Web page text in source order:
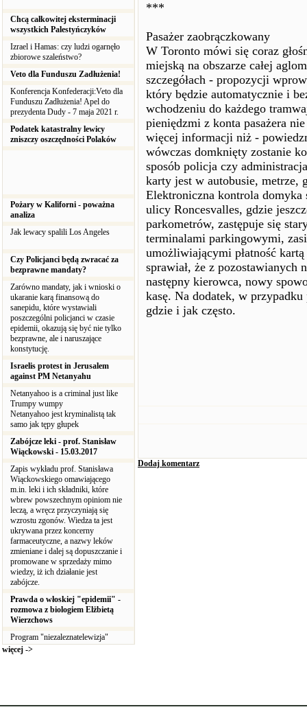
Chcą całkowitej eksterminacji
wszystkich Palestyńczyków
Izrael i Hamas: czy ludzi ogarnęło
zbiorowe szaleństwo?
Veto dla Funduszu Zadłużenia!
Konferencja Konfederacji:Veto dla
Funduszu Zadłużenia! Apel do
prezydenta Dudy - 7 maja 2021 r.
Podatek katastralny lewicy
zniszczy oszczędności Polaków
Pożary w Kaliforni - poważna
analiza
Jak lewacy spalili Los Angeles
Czy Policjanci będą zwracać za
bezprawne mandaty?
Zarówno mandaty, jak i wnioski o
ukaranie karą finansową do
sanepidu, które wystawiali
poszczególni policjanci w czasie
epidemii, okazują się być nie tylko
bezprawne, ale i naruszające
konstytucję.
Israelis protest in Jerusalem
against PM Netanyahu
Netanyahoo is a criminal just like
Trumpy wumpy
Netanyahoo jest kryminalistą tak
samo jak tępy głupek
Zabójcze leki - prof. Stanisław
Wiąckowski - 15.03.2017
Zapis wykładu prof. Stanisława
Wiąckowskiego omawiającego
m.in. leki i ich składniki, które
wbrew powszechnym opiniom nie
leczą, a wręcz przyczyniają się
wzrostu zgonów. Wiedza ta jest
ukrywana przez koncerny
farmaceutyczne, a nazwy leków
zmieniane i dalej są dopuszczanie i
promowane w sprzedaży mimo
wiedzy, iż ich działanie jest
zabójcze.
Prawda o włoskiej "epidemii" -
rozmowa z biologiem Elżbietą
Wierzchows
Program "niezaleznatelewizja"
więcej ->
***
Pasażer zaobrączkowany
W Toronto mówi się coraz
miejską na obszarze całej
szczegółach - propozycji
który będzie automatycznie i
wchodzeniu do każdego
pieniędzmi z konta pasażera
więcej informacji niż -
wówczas domknięty zostanie
sposób policja czy
karty jest w autobusie, metrze,
Elektroniczna kontrola domyka
ulicy Roncesvalles, gdzie
parkometrów, zastępuje się
terminalami parkingowymi,
umożliwiającymi płatność
sprawiał, że z pozostawianych
następny kierowca, nowy
kasę. Na dodatek, w przypadku
gdzie i jak często.
Dodaj komentarz